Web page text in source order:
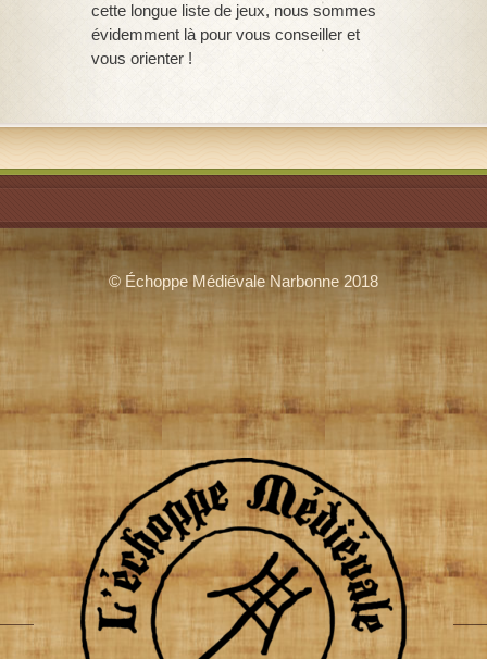
cette longue liste de jeux, nous sommes
évidemment là pour vous conseiller et
vous orienter !
© Échoppe Médiévale Narbonne 2018